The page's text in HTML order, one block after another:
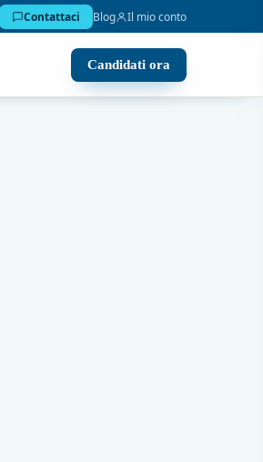
Contattaci Blog Il mio conto
Candidati ora